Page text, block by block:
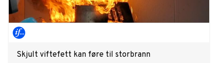
Skjult viftefett kan føre til storbrann